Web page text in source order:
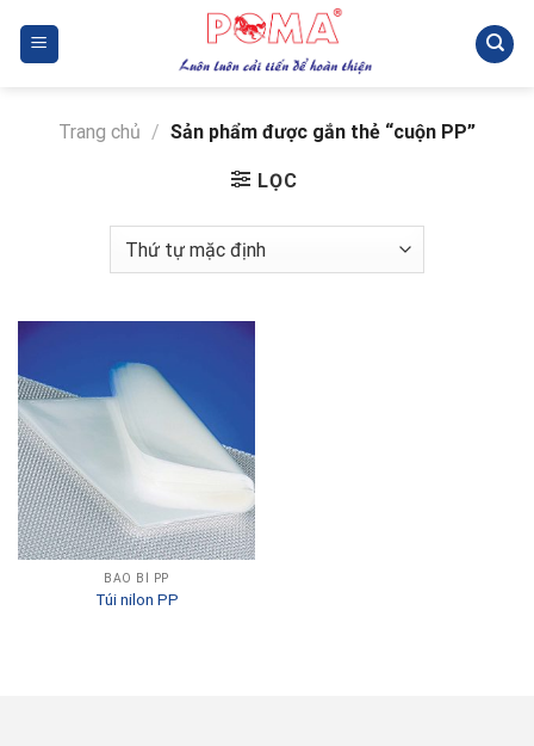
Trang chủ / Sản phẩm được gắn thẻ “cuộn PP”
LỌC
BAO BÌ PP
Túi nilon PP